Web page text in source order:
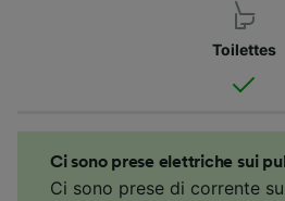
Toilettes
Ci sono prese elettriche sui
Ci sono prese di corrente